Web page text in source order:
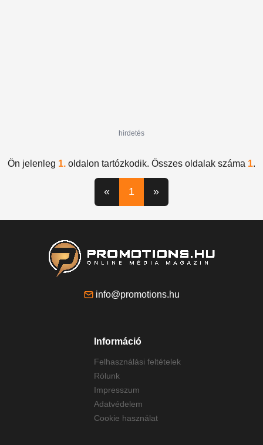
hirdetés
Ön jelenleg 1. oldalon tartózkodik. Összes oldalak száma 1.
« 1 »
info@promotions.hu
Információ
Felhasználási feltételek
Rólunk
Impresszum
Adatvédelem
Cookie használat